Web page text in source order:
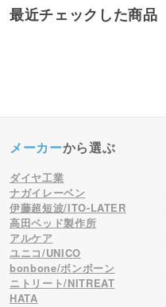
最近チェックした商品
メーカーから選ぶ
ダイヤ工業
ナガイレーベン
伊藤超短波/ITO-LATER
高田ベッド製作所
アルケア
ユニコ/UNICO
bonbone/ボンボーン
ニトリート/NITREAT
HATA